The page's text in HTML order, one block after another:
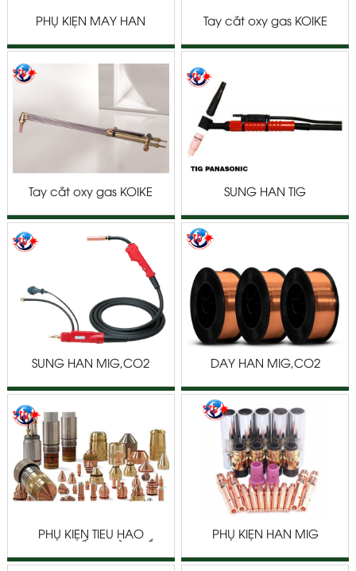
PHỤ KIỆN MÁY HÀN
Tay cắt oxy gas KOIKE
Tay cắt oxy gas KOIKE
SÚNG HÀN TIG
SÚNG HÀN MIG,CO2 DÂY HÀN MIG,CO2
PHỤ KIỆN TIÊU HAO
PLASMA HYPERTHERM
PHỤ KIỆN HÀN MIG